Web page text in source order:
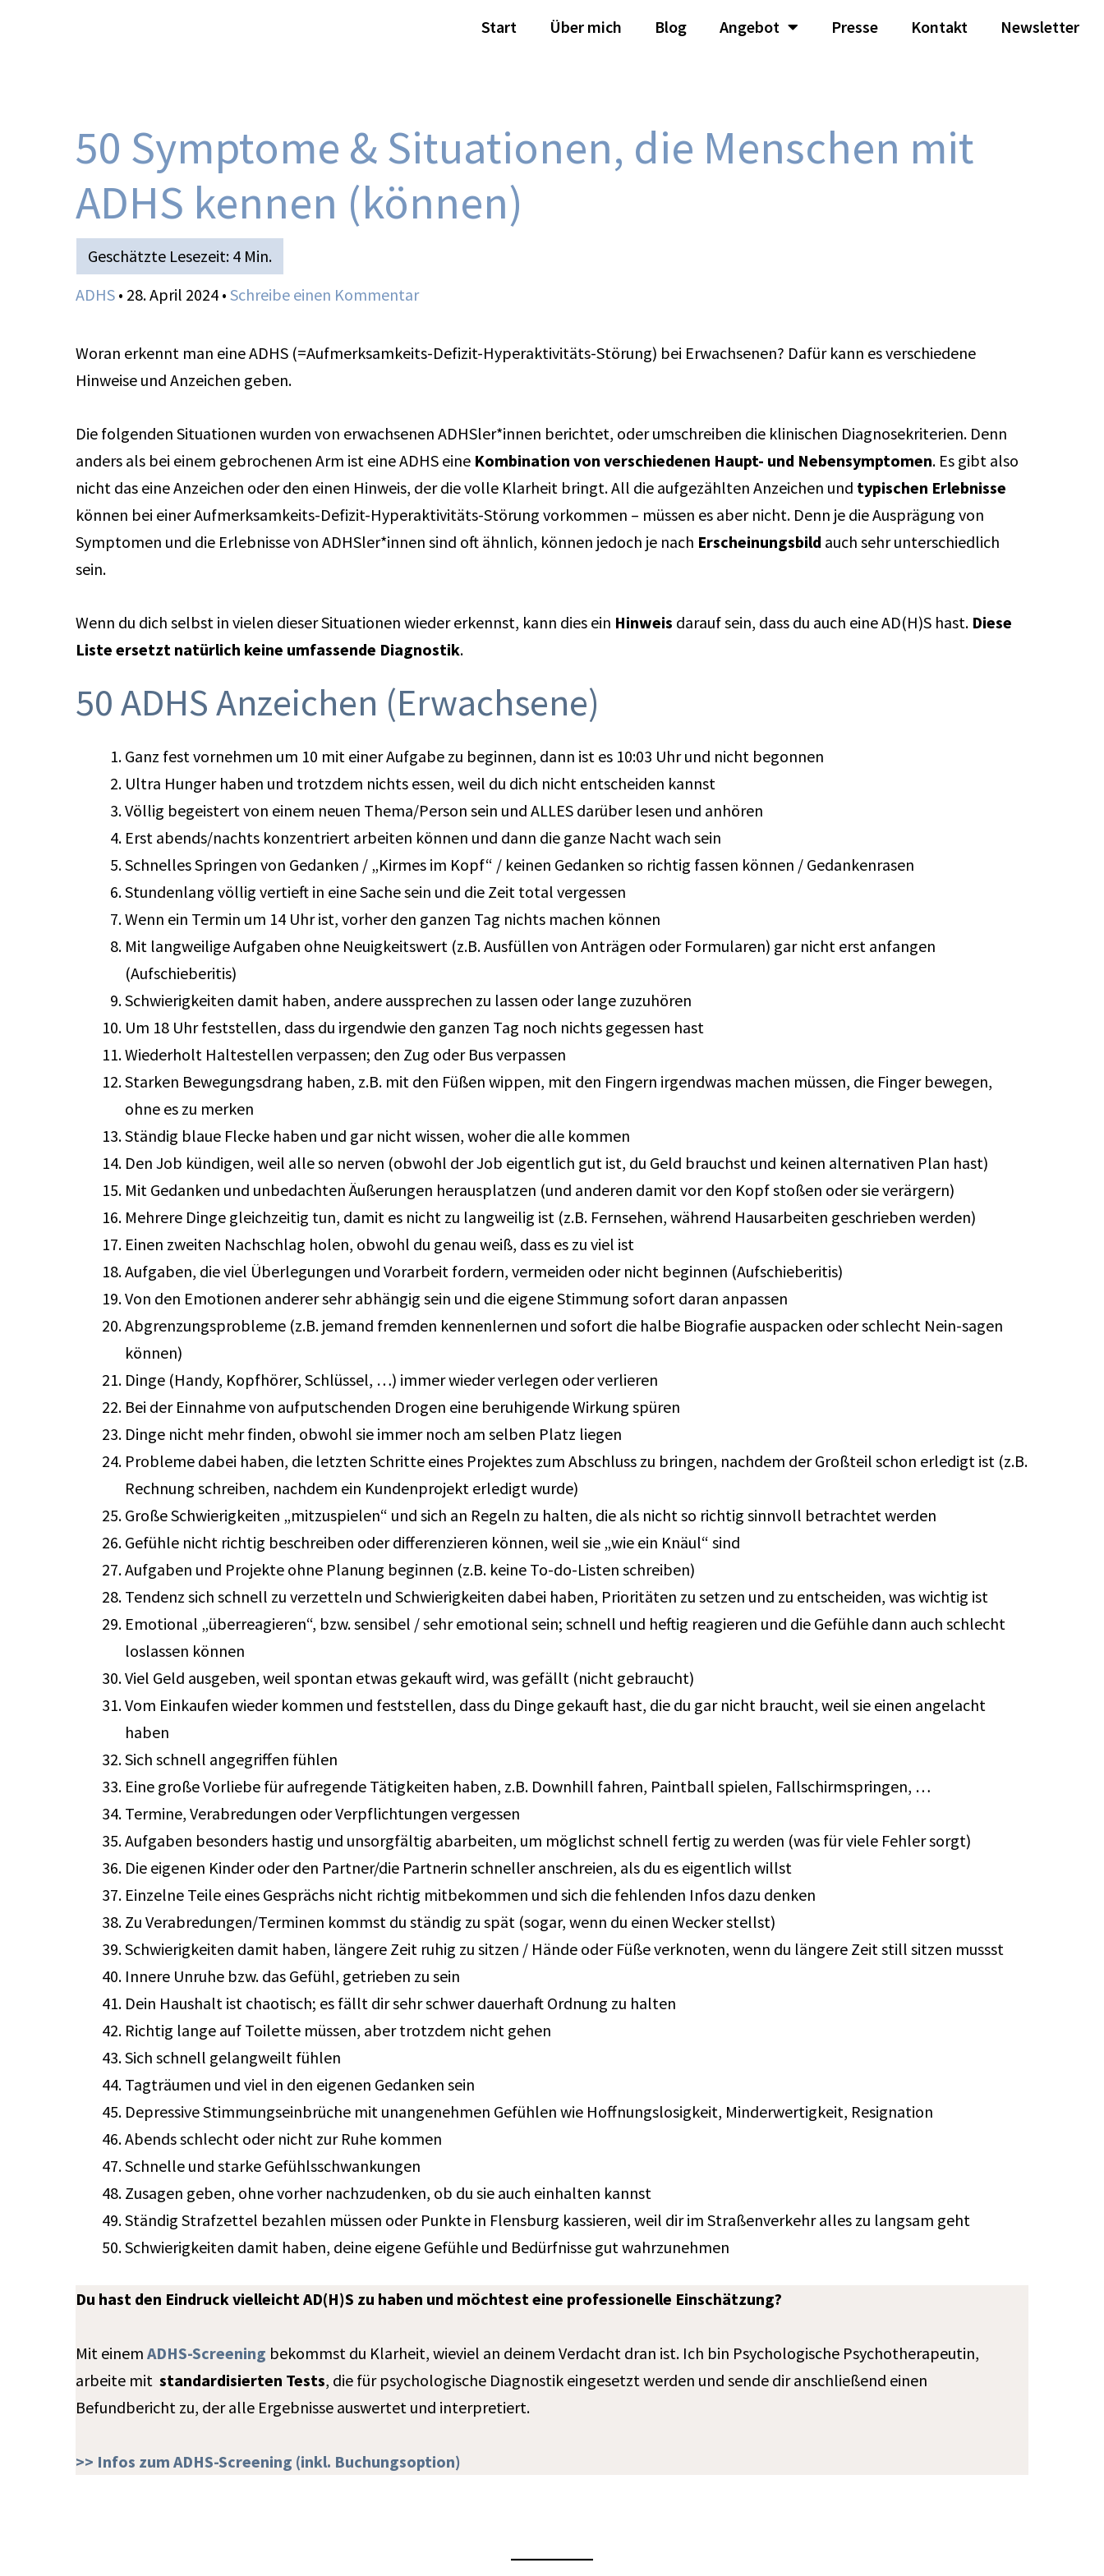
Start Über mich Blog Angebot Presse Kontakt Newsletter
50 Symptome & Situationen, die Menschen mit
ADHS kennen (können)
ADHS • 28. April 2024 • Schreibe einen Kommentar
Woran erkennt man eine ADHS (=Aufmerksamkeits-Defizit-Hyperaktivitäts-Störung) bei Erwachsenen? Dafür kann es verschiedene
Hinweise und Anzeichen geben.
Die folgenden Situationen wurden von erwachsenen ADHSler*innen berichtet, oder umschreiben die klinischen Diagnosekriterien. Denn
anders als bei einem gebrochenen Arm ist eine ADHS eine Kombination von verschiedenen Haupt- und Nebensymptomen. Es gibt also
nicht das eine Anzeichen oder den einen Hinweis, der die volle Klarheit bringt. All die aufgezählten Anzeichen und typischen Erlebnisse
können bei einer Aufmerksamkeits-Defizit-Hyperaktivitäts-Störung vorkommen – müssen es aber nicht. Denn je die Ausprägung von
Symptomen und die Erlebnisse von ADHSler*innen sind oft ähnlich, können jedoch je nach Erscheinungsbild auch sehr unterschiedlich
sein.
Wenn du dich selbst in vielen dieser Situationen wieder erkennst, kann dies ein Hinweis darauf sein, dass du auch eine AD(H)S hast. Diese
Liste ersetzt natürlich keine umfassende Diagnostik.
50 ADHS Anzeichen (Erwachsene)
Ganz fest vornehmen um 10 mit einer Aufgabe zu beginnen, dann ist es 10:03 Uhr und nicht begonnen
Ultra Hunger haben und trotzdem nichts essen, weil du dich nicht entscheiden kannst
Völlig begeistert von einem neuen Thema/Person sein und ALLES darüber lesen und anhören
Erst abends/nachts konzentriert arbeiten können und dann die ganze Nacht wach sein
Schnelles Springen von Gedanken / „Kirmes im Kopf“ / keinen Gedanken so richtig fassen können / Gedankenrasen
Stundenlang völlig vertieft in eine Sache sein und die Zeit total vergessen
Wenn ein Termin um 14 Uhr ist, vorher den ganzen Tag nichts machen können
Mit langweilige Aufgaben ohne Neuigkeitswert (z.B. Ausfüllen von Anträgen oder Formularen) gar nicht erst anfangen
(Aufschieberitis)
Schwierigkeiten damit haben, andere aussprechen zu lassen oder lange zuzuhören
Um 18 Uhr feststellen, dass du irgendwie den ganzen Tag noch nichts gegessen hast
Wiederholt Haltestellen verpassen; den Zug oder Bus verpassen
Starken Bewegungsdrang haben, z.B. mit den Füßen wippen, mit den Fingern irgendwas machen müssen, die Finger bewegen,
ohne es zu merken
Ständig blaue Flecke haben und gar nicht wissen, woher die alle kommen
Den Job kündigen, weil alle so nerven (obwohl der Job eigentlich gut ist, du Geld brauchst und keinen alternativen Plan hast)
Mit Gedanken und unbedachten Äußerungen herausplatzen (und anderen damit vor den Kopf stoßen oder sie verärgern)
Mehrere Dinge gleichzeitig tun, damit es nicht zu langweilig ist (z.B. Fernsehen, während Hausarbeiten geschrieben werden)
Einen zweiten Nachschlag holen, obwohl du genau weiß, dass es zu viel ist
Aufgaben, die viel Überlegungen und Vorarbeit fordern, vermeiden oder nicht beginnen (Aufschieberitis)
Von den Emotionen anderer sehr abhängig sein und die eigene Stimmung sofort daran anpassen
Abgrenzungsprobleme (z.B. jemand fremden kennenlernen und sofort die halbe Biografie auspacken oder schlecht Nein-sagen
können)
Dinge (Handy, Kopfhörer, Schlüssel, …) immer wieder verlegen oder verlieren
Bei der Einnahme von aufputschenden Drogen eine beruhigende Wirkung spüren
Dinge nicht mehr finden, obwohl sie immer noch am selben Platz liegen
Probleme dabei haben, die letzten Schritte eines Projektes zum Abschluss zu bringen, nachdem der Großteil schon erledigt ist (z.B.
Rechnung schreiben, nachdem ein Kundenprojekt erledigt wurde)
Große Schwierigkeiten „mitzuspielen“ und sich an Regeln zu halten, die als nicht so richtig sinnvoll betrachtet werden
Gefühle nicht richtig beschreiben oder differenzieren können, weil sie „wie ein Knäul“ sind
Aufgaben und Projekte ohne Planung beginnen (z.B. keine To-do-Listen schreiben)
Tendenz sich schnell zu verzetteln und Schwierigkeiten dabei haben, Prioritäten zu setzen und zu entscheiden, was wichtig ist
Emotional „überreagieren“, bzw. sensibel / sehr emotional sein; schnell und heftig reagieren und die Gefühle dann auch schlecht
loslassen können
Viel Geld ausgeben, weil spontan etwas gekauft wird, was gefällt (nicht gebraucht)
Vom Einkaufen wieder kommen und feststellen, dass du Dinge gekauft hast, die du gar nicht braucht, weil sie einen angelacht
haben
Sich schnell angegriffen fühlen
Eine große Vorliebe für aufregende Tätigkeiten haben, z.B. Downhill fahren, Paintball spielen, Fallschirmspringen, …
Termine, Verabredungen oder Verpflichtungen vergessen
Aufgaben besonders hastig und unsorgfältig abarbeiten, um möglichst schnell fertig zu werden (was für viele Fehler sorgt)
Die eigenen Kinder oder den Partner/die Partnerin schneller anschreien, als du es eigentlich willst
Einzelne Teile eines Gesprächs nicht richtig mitbekommen und sich die fehlenden Infos dazu denken
Zu Verabredungen/Terminen kommst du ständig zu spät (sogar, wenn du einen Wecker stellst)
Schwierigkeiten damit haben, längere Zeit ruhig zu sitzen / Hände oder Füße verknoten, wenn du längere Zeit still sitzen mussst
Innere Unruhe bzw. das Gefühl, getrieben zu sein
Dein Haushalt ist chaotisch; es fällt dir sehr schwer dauerhaft Ordnung zu halten
Richtig lange auf Toilette müssen, aber trotzdem nicht gehen
Sich schnell gelangweilt fühlen
Tagträumen und viel in den eigenen Gedanken sein
Depressive Stimmungseinbrüche mit unangenehmen Gefühlen wie Hoffnungslosigkeit, Minderwertigkeit, Resignation
Abends schlecht oder nicht zur Ruhe kommen
Schnelle und starke Gefühlsschwankungen
Zusagen geben, ohne vorher nachzudenken, ob du sie auch einhalten kannst
Ständig Strafzettel bezahlen müssen oder Punkte in Flensburg kassieren, weil dir im Straßenverkehr alles zu langsam geht
Schwierigkeiten damit haben, deine eigene Gefühle und Bedürfnisse gut wahrzunehmen
Du hast den Eindruck vielleicht AD(H)S zu haben und möchtest eine professionelle Einschätzung?
Mit einem ADHS-Screening bekommst du Klarheit, wieviel an deinem Verdacht dran ist. Ich bin Psychologische Psychotherapeutin,
arbeite mit standardisierten Tests, die für psychologische Diagnostik eingesetzt werden und sende dir anschließend einen
Befundbericht zu, der alle Ergebnisse auswertet und interpretiert.
>> Infos zum ADHS-Screening (inkl. Buchungsoption)